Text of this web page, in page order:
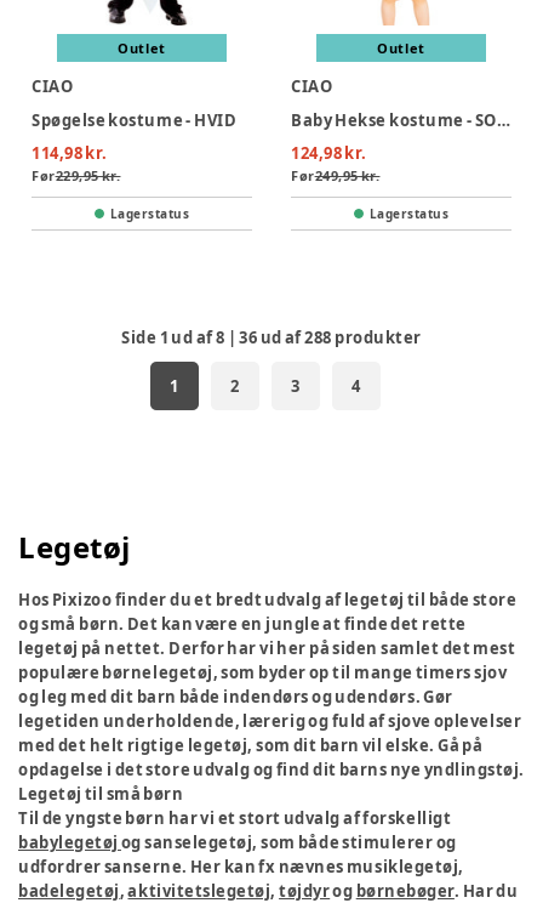
Outlet
CIAO
Spøgelse kostume - HVID
114,98 kr.
Før229,95 kr.
Lagerstatus
Outlet
CIAO
Baby Hekse kostume - SORT
124,98 kr.
Før249,95 kr.
Lagerstatus
Side 1 ud af8 |36 ud af288 produkter
1 2 3 4
Legetøj
Hos Pixizoo finder du et bredt udvalg af legetøj til både store
og små børn. Det kan være en jungle at finde det rette
legetøj på nettet. Derfor har vi her på siden samlet det mest
populære børnelegetøj, som byder op til mange timers sjov
og leg med dit barn både indendørs og udendørs. Gør
legetiden underholdende, lærerig og fuld af sjove oplevelser
med det helt rigtige legetøj, som dit barn vil elske. Gå på
opdagelse i det store udvalg og find dit barns nye yndlingstøj.
Legetøj til små børn
Til de yngste børn har vi et stort udvalg af forskelligt
babylegetøj og sanselegetøj, som både stimulerer og
udfordrer sanserne. Her kan fx nævnes musiklegetøj,
badelegetøj,aktivitetslegetøj,tøjdyrog børnebøger. Har du